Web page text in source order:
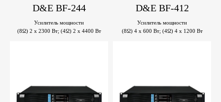
D&E BF-244
Усилитель мощности
(8Ω) 2 x 2300 Вт; (4Ω) 2 x 4400 Вт
D&E BF-412
Усилитель мощности
(8Ω) 4 x 600 Вт; (4Ω) 4 x 1200 Вт